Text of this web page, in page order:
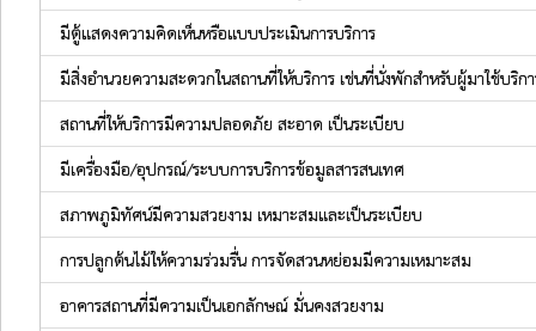
มีตู้แสดงความคิดเห็นหรือแบบประเมินการบริการ
มีสิ่งอำนวยความสะดวกในสถานที่ให้บริการ เช่นที่นั่งพักสำหรับผู้มาใช้บริ
สถานที่ให้บริการมีความปลอดภัย สะอาด เป็นระเบียบ
มีเครื่องมือ/อุปกรณ์/ระบบการบริการข้อมูลสารสนเทศ
สภาพภูมิทัศน์มีความสวยงาม เหมาะสมและเป็นระเบียบ
การปลูกต้นไม้ให้ความร่วมรื่น การจัดสวนหย่อมมีความเหมาะสม
อาคารสถานที่มีความเป็นเอกลักษณ์ มั่นคงสวยงาม